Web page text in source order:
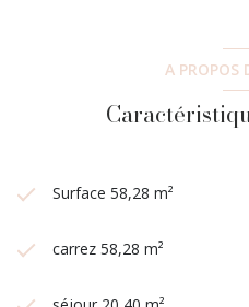
A PROPOS
Surface 58,28 m²
carrez 58,28 m²